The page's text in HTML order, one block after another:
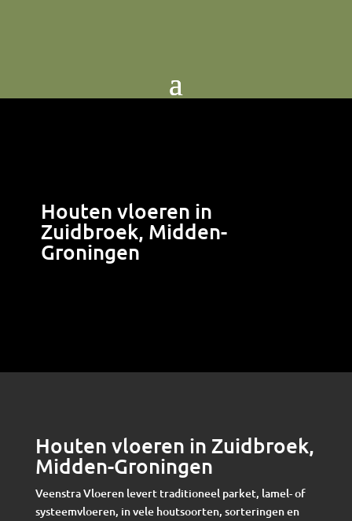
Houten vloeren in
Zuidbroek, Midden-
Groningen
Houten vloeren in Zuidbroek,
Midden-Groningen
Veenstra Vloeren levert traditioneel parket, lamel- of
systeemvloeren, in vele houtsoorten, sorteringen en